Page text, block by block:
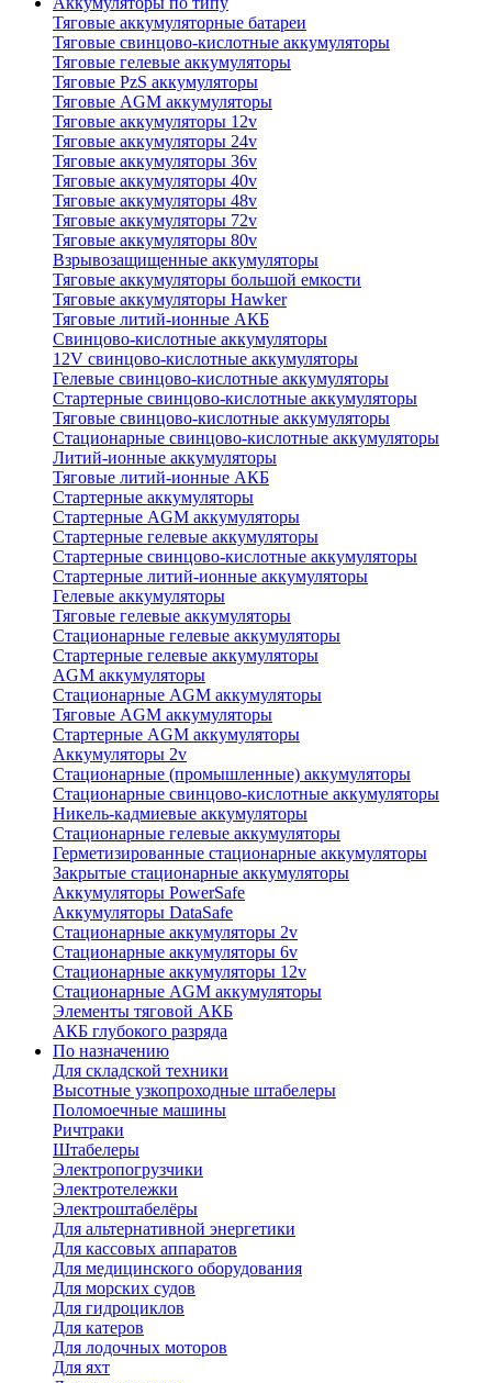
Тяговые аккумуляторные батареи
Тяговые свинцово-кислотные аккумуляторы
Тяговые гелевые аккумуляторы
Тяговые PzS аккумуляторы
Тяговые AGM аккумуляторы
Тяговые аккумуляторы 12v
Тяговые аккумуляторы 24v
Тяговые аккумуляторы 36v
Тяговые аккумуляторы 40v
Тяговые аккумуляторы 48v
Тяговые аккумуляторы 72v
Тяговые аккумуляторы 80v
Взрывозащищенные аккумуляторы
Тяговые аккумуляторы большой емкости
Тяговые аккумуляторы Hawker
Тяговые литий-ионные АКБ
Свинцово-кислотные аккумуляторы
12V свинцово-кислотные аккумуляторы
Гелевые свинцово-кислотные аккумуляторы
Стартерные свинцово-кислотные аккумуляторы
Тяговые свинцово-кислотные аккумуляторы
Стационарные свинцово-кислотные аккумуляторы
Литий-ионные аккумуляторы
Тяговые литий-ионные АКБ
Стартерные аккумуляторы
Стартерные AGM аккумуляторы
Стартерные гелевые аккумуляторы
Стартерные свинцово-кислотные аккумуляторы
Стартерные литий-ионные аккумуляторы
Гелевые аккумуляторы
Тяговые гелевые аккумуляторы
Стационарные гелевые аккумуляторы
Стартерные гелевые аккумуляторы
AGM аккумуляторы
Стационарные AGM аккумуляторы
Тяговые AGM аккумуляторы
Стартерные AGM аккумуляторы
Аккумуляторы 2v
Стационарные (промышленные) аккумуляторы
Стационарные свинцово-кислотные аккумуляторы
Никель-кадмиевые аккумуляторы
Стационарные гелевые аккумуляторы
Герметизированные стационарные аккумуляторы
Закрытые стационарные аккумуляторы
Аккумуляторы PowerSafe
Аккумуляторы DataSafe
Стационарные аккумуляторы 2v
Стационарные аккумуляторы 6v
Стационарные аккумуляторы 12v
Стационарные AGM аккумуляторы
Элементы тяговой АКБ
АКБ глубокого разряда
По назначению
Для складской техники
Высотные узкопроходные штабелеры
Поломоечные машины
Ричтраки
Штабелеры
Электропогрузчики
Электротележки
Электроштабелёры
Для альтернативной энергетики
Для кассовых аппаратов
Для медицинского оборудования
Для морских судов
Для гидроциклов
Для катеров
Для лодочных моторов
Для яхт